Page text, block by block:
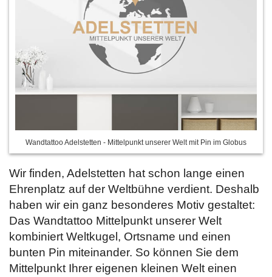
Wandtattoo Adelstetten - Mittelpunkt unserer Welt mit Pin im Globus
Wir finden, Adelstetten hat schon lange einen
Ehrenplatz auf der Weltbühne verdient. Deshalb
haben wir ein ganz besonderes Motiv gestaltet:
Das Wandtattoo Mittelpunkt unserer Welt
kombiniert Weltkugel, Ortsname und einen
bunten Pin miteinander. So können Sie dem
Mittelpunkt Ihrer eigenen kleinen Welt einen